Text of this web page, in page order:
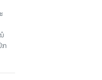
ກ